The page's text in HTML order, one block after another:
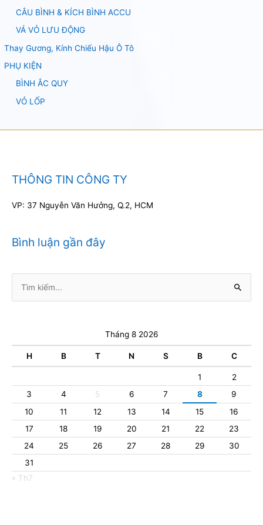
CÂU BÌNH & KÍCH BÌNH ACCU
VÁ VỎ LƯU ĐỘNG
Thay Gương, Kính Chiếu Hậu Ô Tô
PHỤ KIỆN
BÌNH ẮC QUY
VỎ LỐP
THÔNG TIN CÔNG TY
VP: 37 Nguyễn Văn Hưởng, Q.2, HCM
Bình luận gần đây
kiếm:
Tháng 8 2026
H B T N S B C
1
2
3
4 5 6 7 8
9
10
11 12 13 14 15
16
17
18 19 20 21 22
23
24
25 26 27 28 29
30
31
« Th7